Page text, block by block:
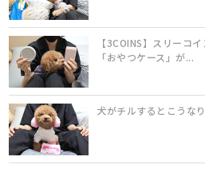
【3COINS】スリーコ
「おやつケース」が...
犬がチルするとこうな